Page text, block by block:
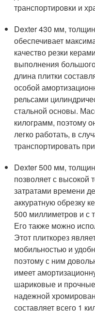
транспортировки и
Dexter 430 мм,
обеспечивает
качество резки
выполнения
длина плитки
особой
рельсами
стальной основы.
килограмм, поэтому
легко работать, в
транспортировать
Dexter 500 мм,
позволяет с высокой
затратами времени
аккуратную обрезку
500 миллиметров и с
Его также можно
Этот плиткорез
мобильностью и
поэтому с ним
имеет
шариковые и
надежной
составляет всего 1